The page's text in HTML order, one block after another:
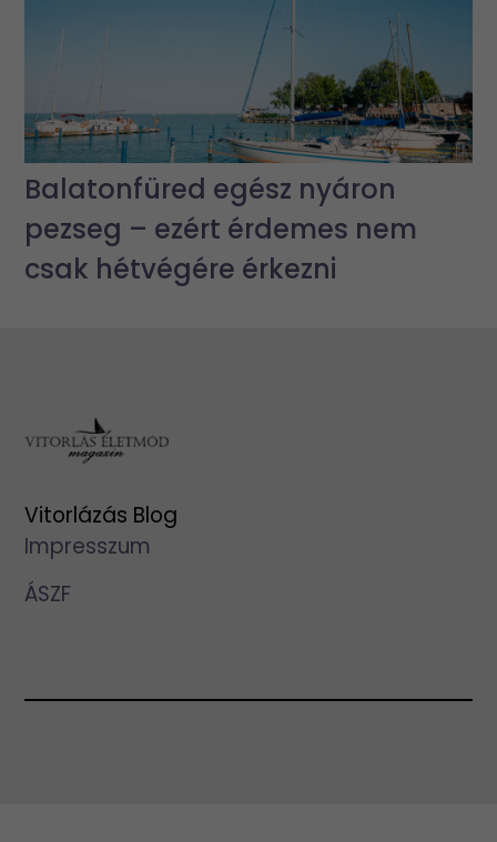
Balatonfüred egész nyáron
pezseg – ezért érdemes nem
csak hétvégére érkezni
Vitorlázás Blog
Impresszum
ÁSZF